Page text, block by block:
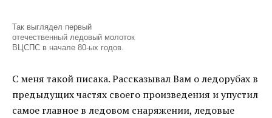
Так выглядел первый
отечественный ледовый молоток
ВЦСПС в начале 80-ых годов.
С меня такой писака. Рассказывал Вам о ледорубах в
предыдущих частях своего произведения и упустил
самое главное в ледовом снаряжении, ледовые